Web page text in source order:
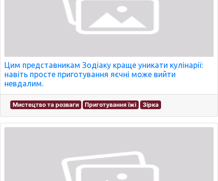
Цим представникам Зодіаку краще уникати кулінарії:
навіть просте приготування яєчні може вийти
невдалим.
Мистецтво та розваги Приготування їжі Зірка